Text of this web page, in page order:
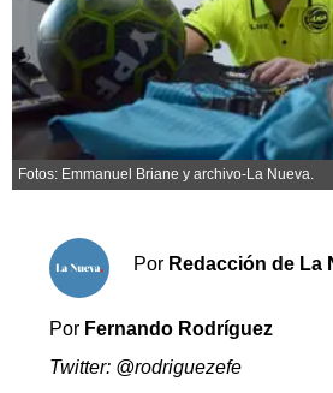
Salud
Es viral
El tiempo
Cartón Lleno
Fúnebres
Clasificados
Suplementos
Transportes
Loterías
Fotos: Emmanuel Briane y archivo-La Nueva.
Por Redacción de La
Por Fernando Rodríguez
Twitter: @rodriguezefe